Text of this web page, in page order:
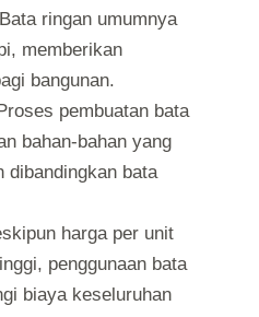
Bata ringan umumnya
memberikan
bangunan.
pembuatan bata
bahan-bahan yang
dibandingkan bata
harga per unit
penggunaan bata
biaya keseluruhan